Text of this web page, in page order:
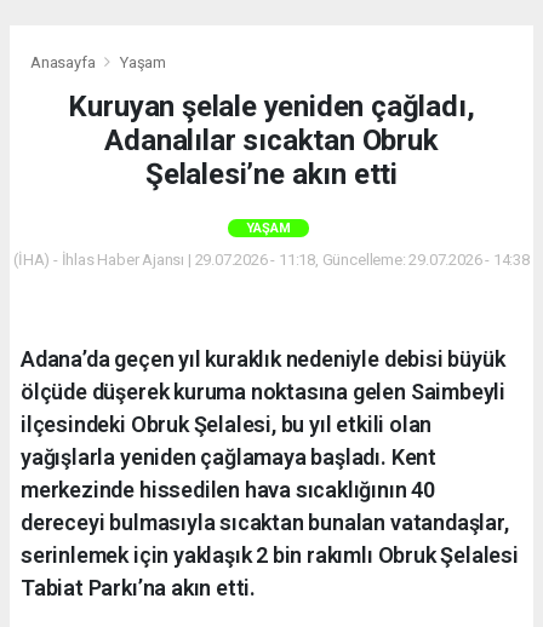
Anasayfa Yaşam
Kuruyan şelale yeniden çağladı,
Adanalılar sıcaktan Obruk
Şelalesi’ne akın etti
YAŞAM
(İHA) - İhlas Haber Ajansı | 29.07.2026 - 11:18, Güncelleme: 29.07.2026 - 14:38
Adana’da geçen yıl kuraklık nedeniyle debisi büyük
ölçüde düşerek kuruma noktasına gelen Saimbeyli
ilçesindeki Obruk Şelalesi, bu yıl etkili olan
yağışlarla yeniden çağlamaya başladı. Kent
merkezinde hissedilen hava sıcaklığının 40
dereceyi bulmasıyla sıcaktan bunalan vatandaşlar,
serinlemek için yaklaşık 2 bin rakımlı Obruk Şelalesi
Tabiat Parkı’na akın etti.